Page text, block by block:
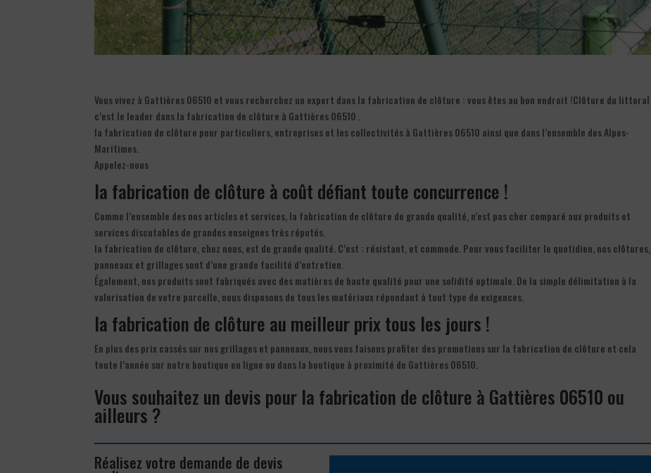
Vous vivez à Gattières 06510 et vous recherchez un expert dans la fabrication de clôture : vous êtes au bon endroit !Clôture du littoral
c’est le leader dans la fabrication de clôture à Gattières 06510 .
la fabrication de clôture pour particuliers, entreprises et les collectivités à Gattières 06510 ainsi que dans l’ensemble des Alpes-
Maritimes.
Appelez-nous
la fabrication de clôture à coût défiant toute concurrence !
Comme l’ensemble des nos articles et services, la fabrication de clôture de grande qualité, n’est pas cher comparé aux produits et
services discutables de grandes enseignes très réputés.
la fabrication de clôture, chez nous, est de grande qualité. C’est : résistant, et commode. Pour vous faciliter le quotidien, nos clôtures,
panneaux et grillages sont d’une grande facilité d’entretien.
Également, nos produits sont fabriqués avec des matières de haute qualité pour une solidité optimale. De la simple délimitation à la
valorisation de votre parcelle, nous disposons de tous les matériaux répondant à tout type de exigences.
la fabrication de clôture au meilleur prix tous les jours !
En plus des prix cassés sur nos grillages et panneaux, nous vous faisons profiter des promotions sur la fabrication de clôture et cela
toute l’année sur notre boutique en ligne ou dans la boutique à proximité de Gattières 06510.
Vous souhaitez un devis pour la fabrication de clôture à Gattières 06510 ou
ailleurs ?
Réalisez votre demande de devis